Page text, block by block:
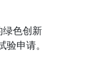
色创新
申请。